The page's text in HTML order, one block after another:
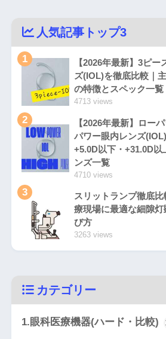
人気記事トップ3
1
【2026年最新】3ピー
ズ(IOL)を徹底比較｜
の特徴とスペック一覧
4713 views
2
【2026年最新】ロー
パワー眼内レンズ(IOL)
+5.0D以下・+31.0D以
ンズ一覧
4710 views
3
スリットランプ徹底
療現場に最適な細隙灯
び方
3263 views
カテゴリー
1.眼科医療機器(ハード・比較)